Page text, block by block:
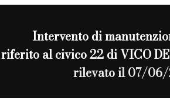
Intervento di
riferito al civico 22 di VICO
rilevato il 07/